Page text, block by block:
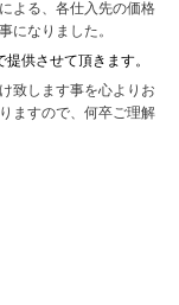
よる、各仕入先の価格
になりました。
提供させて頂きます。
致します事を心よりお
ますので、何卒ご理解